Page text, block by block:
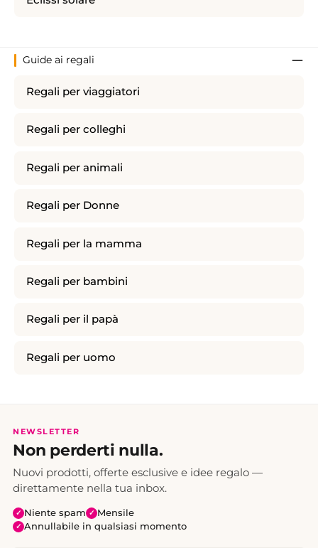
Guide ai regali
Regali per viaggiatori
Regali per colleghi
Regali per animali
Regali per Donne
Regali per la mamma
Regali per bambini
Regali per il papà
Regali per uomo
NEWSLETTER
Non perderti nulla.
Nuovi prodotti, offerte esclusive e idee regalo —
direttamente nella tua inbox.
✓ Niente spam ✓ Mensile
✓ Annullabile in qualsiasi momento